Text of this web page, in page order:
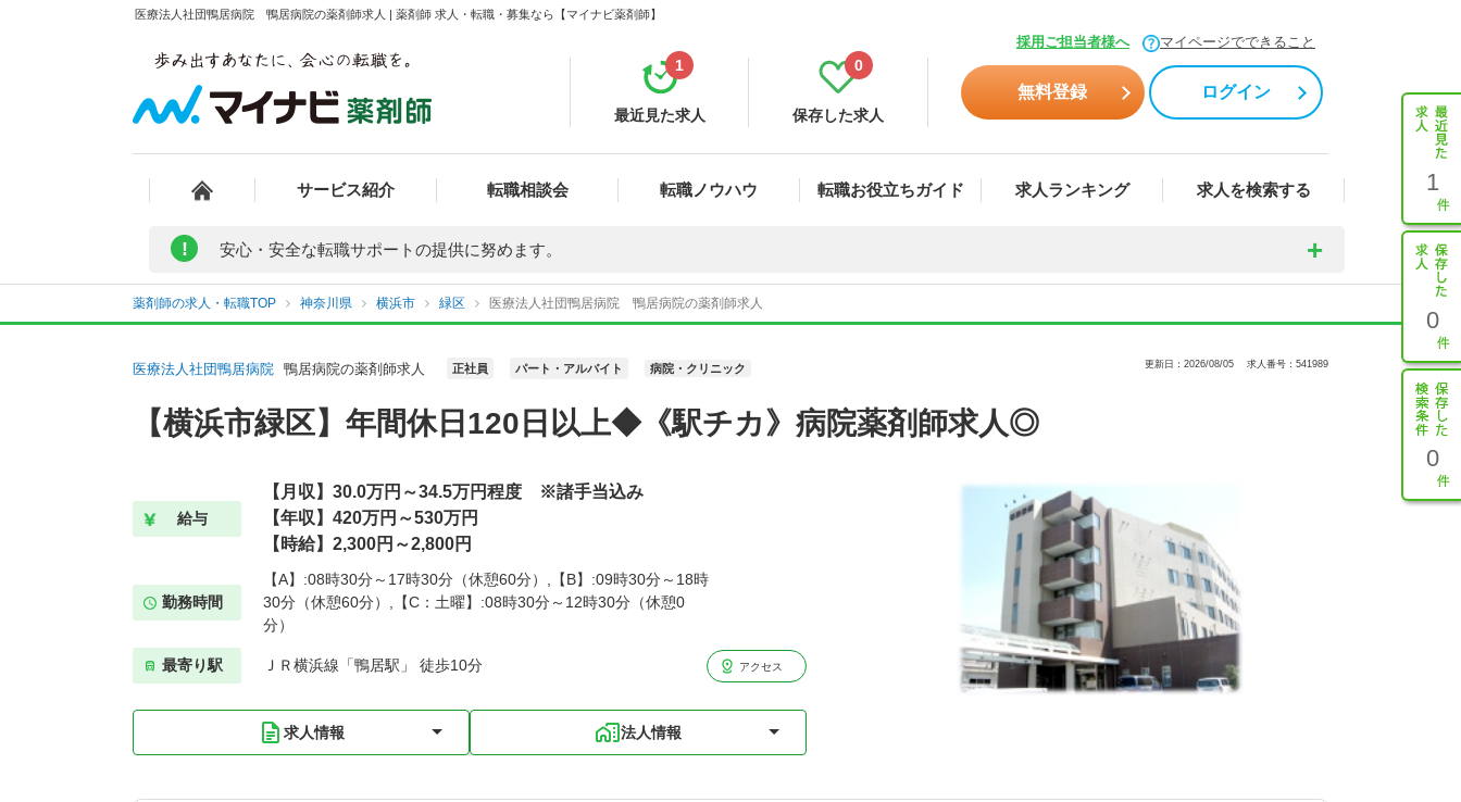
医療法人社団鴨居病院 鴨居病院の薬剤師求人 | 薬剤師 求人・転職・募集なら【マイナビ薬剤師】
採用ご担当者様へ マイページでできること
最近見た求人
1
保存した求人
0
無料登録 ログイン
サービス紹介 転職相談会 転職ノウハウ 転職お役立ちガイド 求人ランキング 求人を検索する 1
0
0
! 安心・安全な転職サポートの提供に努めます。
薬剤師の求人・転職TOP 神奈川県 横浜市 緑区 医療法人社団鴨居病院 鴨居病院の薬剤師求人
医療法人社団鴨居病院 鴨居病院の薬剤師求人 正社員 パート・アルバイト 病院・クリニック 更新日：2026/08/05 求人番号：541989
【横浜市緑区】年間休日120日以上◆《駅チカ》病院薬剤師求人◎
給与
【月収】30.0万円～34.5万円程度 ※諸手当込み
【年収】420万円～530万円
【時給】2,300円～2,800円
勤務時間
【A】:08時30分～17時30分（休憩60分）,【B】:09時30分～18時
30分（休憩60分）,【C：土曜】:08時30分～12時30分（休憩0
分）
最寄り駅 ＪＲ横浜線「鴨居駅」 徒歩10分 アクセス
求人情報 法人情報